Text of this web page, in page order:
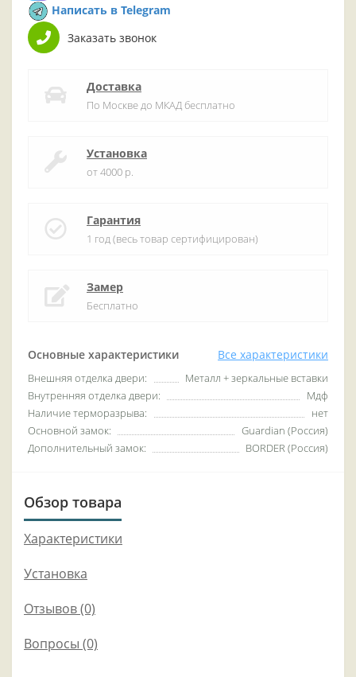
Основные характеристики Все характеристики
Внешняя отделка двери:
Металл + зеркальные вставки
Внутренняя отделка двери:
Мдф
Наличие терморазрыва:
нет
Основной замок:
Guardian (Россия)
Дополнительный замок:
BORDER (Россия)
Написать в Telegram
Заказать звонок
Доставка
По Москве до МКАД бесплатно
Установка
от 4000 р.
Гарантия
1 год (весь товар сертифицирован)
Замер
Бесплатно
Обзор товара
Характеристики
Установка
Отзывов (0)
Вопросы (0)